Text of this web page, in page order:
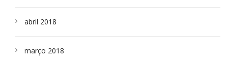
abril 2018
março 2018